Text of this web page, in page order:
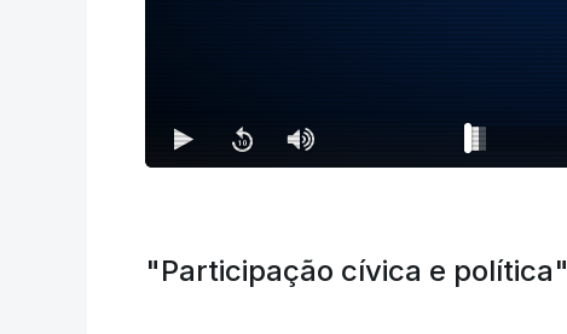
"Participação cívica e política"